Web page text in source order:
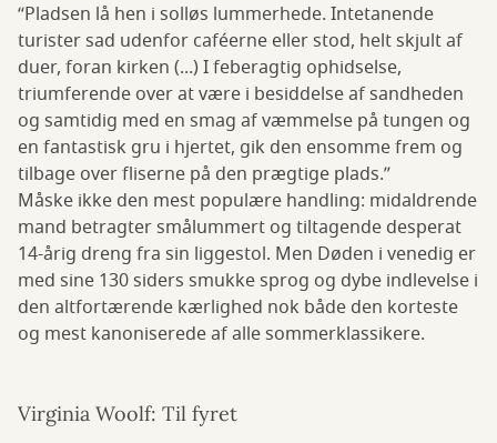
“Pladsen lå hen i solløs lummerhede. Intetanende
turister sad udenfor caféerne eller stod, helt skjult af
duer, foran kirken (...) I feberagtig ophidselse,
triumferende over at være i besiddelse af sandheden
og samtidig med en smag af væmmelse på tungen og
en fantastisk gru i hjertet, gik den ensomme frem og
tilbage over fliserne på den prægtige plads.”
Måske ikke den mest populære handling: midaldrende
mand betragter smålummert og tiltagende desperat
14-årig dreng fra sin liggestol. Men Døden i venedig er
med sine 130 siders smukke sprog og dybe indlevelse i
den altfortærende kærlighed nok både den korteste
og mest kanoniserede af alle sommerklassikere.
Virginia Woolf: Til fyret